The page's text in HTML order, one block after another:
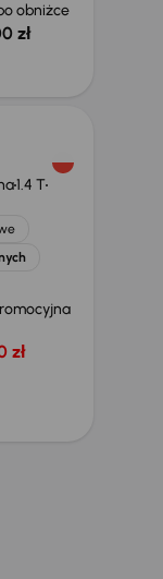
obniżce
zł
1.4 T
zł